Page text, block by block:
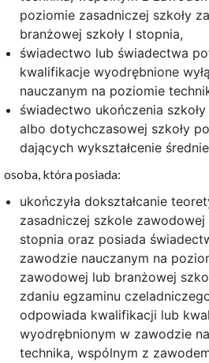
poziomie zasadniczej szkoły
branżowej szkoły I stopnia,
świadectwo lub świadectwa
kwalifikacje wyodrębnione
nauczanym na poziomie
świadectwo ukończenia
albo dotychczasowej szkoły
dających wykształcenie
osoba, która posiada:
ukończyła dokształcanie
zasadniczej szkole zawodowej
stopnia oraz posiada
zawodzie nauczanym na
zawodowej lub branżowej
zdaniu egzaminu
odpowiada kwalifikacji lub
wyodrębnionym w zawodzie
technika, wspólnym z